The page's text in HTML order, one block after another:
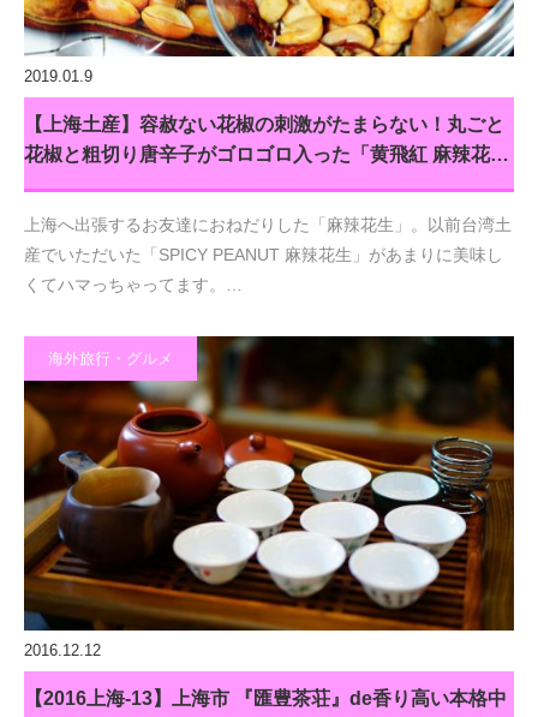
2019.01.9
【上海土産】容赦ない花椒の刺激がたまらない！丸ごと
花椒と粗切り唐辛子がゴロゴロ入った「黄飛紅 麻辣花…
上海へ出張するお友達におねだりした「麻辣花生」。以前台湾土
産でいただいた「SPICY PEANUT 麻辣花生」があまりに美味し
くてハマっちゃってます。…
海外旅行・グルメ
2016.12.12
【2016上海-13】上海市 『匯豊茶荘』de香り高い本格中